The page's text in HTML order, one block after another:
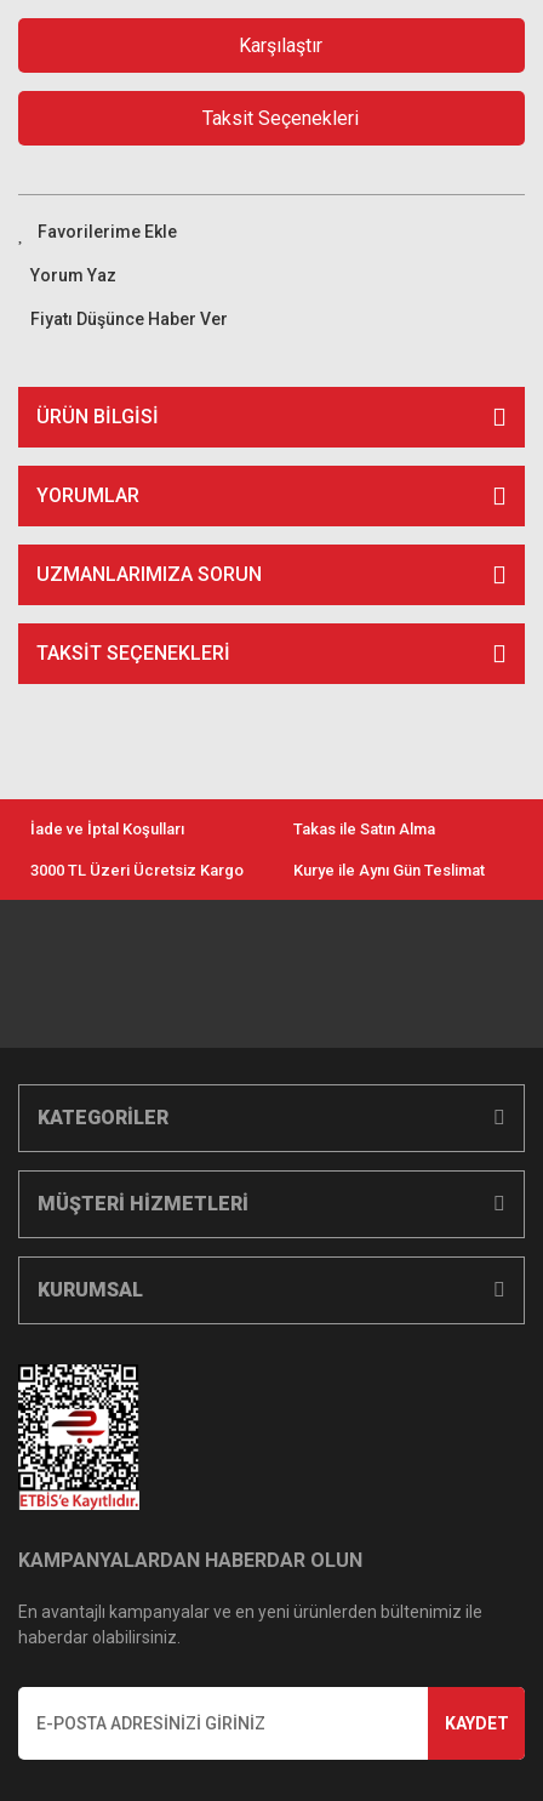
Karşılaştır
Taksit Seçenekleri
Yorum Yaz
Fiyatı Düşünce Haber Ver
ÜRÜN BILGISI
YORUMLAR
UZMANLARIMIZA SORUN
TAKSIT SEÇENEKLERI
İade ve İptal Koşulları Takas ile Satın Alma
3000 TL Üzeri Ücretsiz Kargo Kurye ile Aynı Gün Teslimat
KATEGORİLER
MÜŞTERİ HİZMETLERİ
KURUMSAL
KAMPANYALARDAN HABERDAR OLUN
En avantajlı kampanyalar ve en yeni ürünlerden bültenimiz ile
haberdar olabilirsiniz.
KAYDET